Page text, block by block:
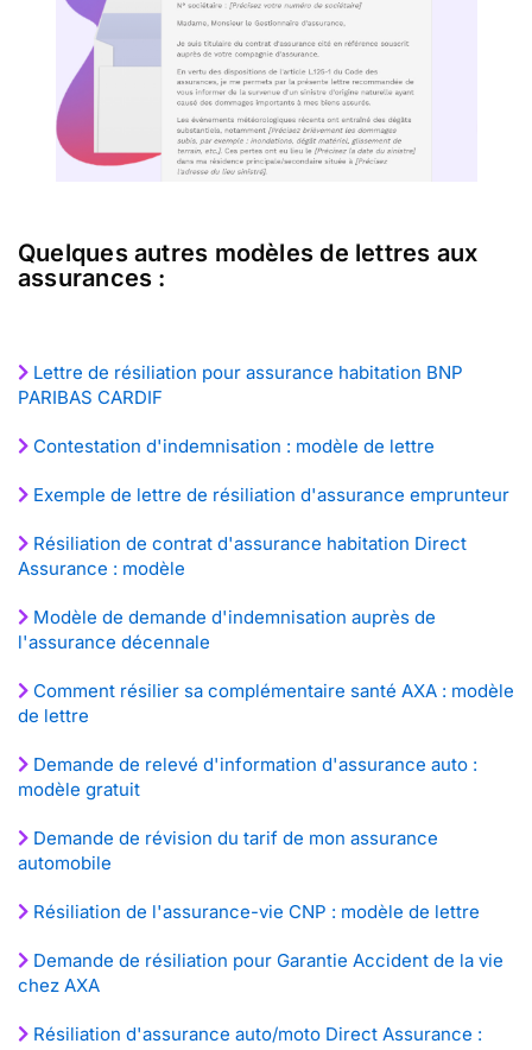
Quelques autres modèles de lettres aux
assurances :
Lettre de résiliation pour assurance habitation BNP
PARIBAS CARDIF
Contestation d'indemnisation : modèle de lettre
Exemple de lettre de résiliation d'assurance emprunteur
Résiliation de contrat d'assurance habitation Direct
Assurance : modèle
Modèle de demande d'indemnisation auprès de
l'assurance décennale
Comment résilier sa complémentaire santé AXA : modèle
de lettre
Demande de relevé d'information d'assurance auto :
modèle gratuit
Demande de révision du tarif de mon assurance
automobile
Résiliation de l'assurance-vie CNP : modèle de lettre
Demande de résiliation pour Garantie Accident de la vie
chez AXA
Résiliation d'assurance auto/moto Direct Assurance :